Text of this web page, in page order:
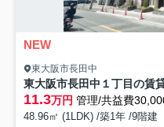
NEW
東大阪市長田中
東大阪市長田中１丁目の賃
11.3万円 管理/共益費
48.96㎡ (1LDK) /築1年 /9階建